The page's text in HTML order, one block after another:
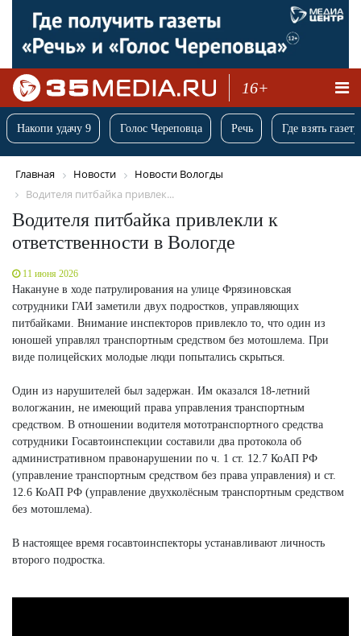
16+
Накопи удачу 9 Голос Череповца Речь Где взять
Главная Новости
Новости Вологды
Водителя питбайка привлек...
Водителя питбайка привлекли к
ответственности в Вологде
11 июня 2026
Накануне в ходе патрулирования на улице Фрязиновская
сотрудники ГАИ заметили двух подростков, управляющих
питбайками. Внимание инспекторов привлекло то, что один из
юношей управлял транспортным средством без мотошлема. При
виде полицейских молодые люди попытались скрыться.
Один из нарушителей был задержан. Им оказался 18-летний
вологжанин, не имеющий права управления транспортным
средством. В отношении водителя мототранспортного средства
сотрудники Госавтоинспекции составили два протокола об
административном правонарушении по ч. 1 ст. 12.7 КоАП РФ
(управление транспортным средством без права управления) и ст.
12.6 КоАП РФ (управление двухколёсным транспортным средством
без мотошлема).
В настоящее время госавтоинспекторы устанавливают личность
второго подростка.